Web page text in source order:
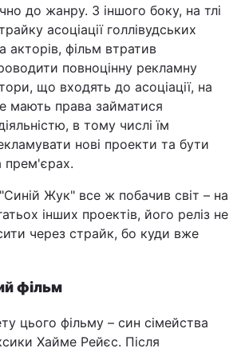
до жанру. З іншого боку, на тлі
асоціації голлівудських
акторів, фільм втратив
повноцінну рекламну
що входять до асоціації, на
мають права займатися
в тому числі їм
нові проекти та бути
прем'єрах.
Жук" все ж побачив світ – на
інших проектів, його реліз не
через страйк, бо куди вже
фільм
цього фільму – син сімейства
Хайме Рейєс. Після